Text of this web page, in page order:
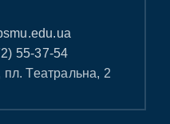
55-37-54
пл. Театральна, 2